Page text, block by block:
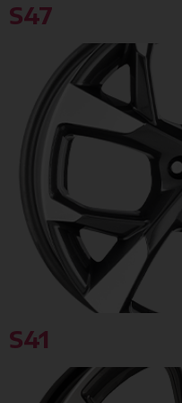
S47
S41